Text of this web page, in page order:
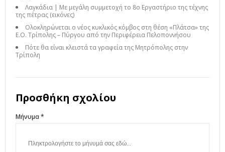
Λαγκάδια | Με μεγάλη συμμετοχή το 8ο Εργαστήριο της τέχνης
της πέτρας (εικόνες)
Ολοκληρώνεται ο νέος κυκλικός κόμβος στη θέση «Πλάτσα» της
Ε.Ο. Τρίπολης – Πύργου από την Περιφέρεια Πελοποννήσου
Πότε θα είναι κλειστά τα γραφεία της Μητρόπολης στην
Τρίπολη
Προσθήκη σχολίου
Μήνυμα *